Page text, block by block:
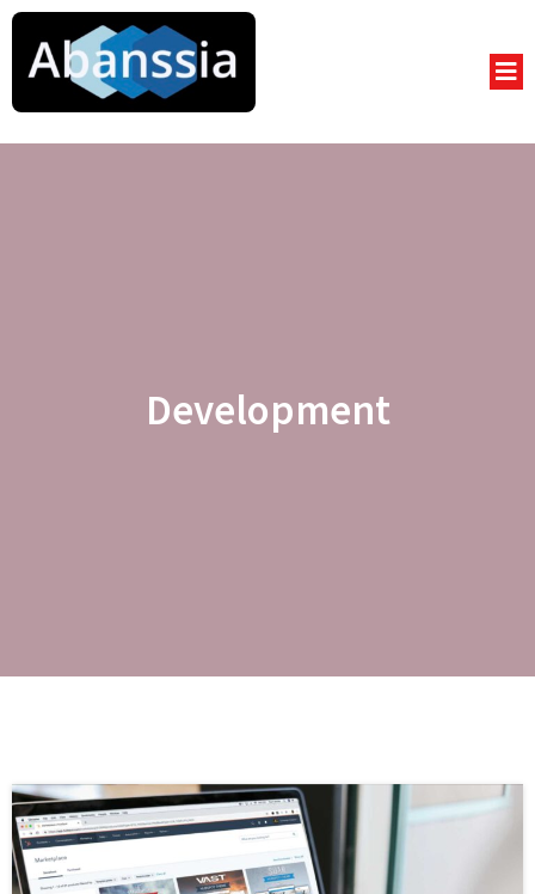
Development